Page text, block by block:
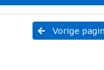
Vorige